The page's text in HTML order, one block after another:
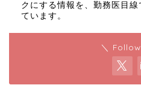
クにする情報を、勤務医目
ています。
＼